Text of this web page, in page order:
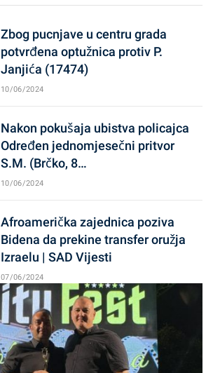
Zbog pucnjave u centru grada
potvrđena optužnica protiv P.
Janjića (17474)
10/06/2024
Nakon pokušaja ubistva policajca
Određen jednomjesečni pritvor
S.M. (Brčko, 8…
10/06/2024
Afroamerička zajednica poziva
Bidena da prekine transfer oružja
Izraelu | SAD Vijesti
07/06/2024